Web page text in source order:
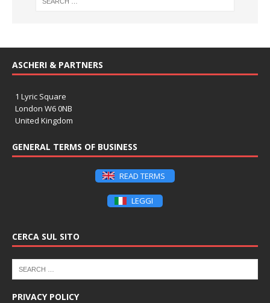
ASCHERI & PARTNERS
1 Lyric Square
London W6 0NB
United Kingdom
GENERAL TERMS OF BUSINESS
READ TERMS
LEGGI
CERCA SUL SITO
PRIVACY POLICY